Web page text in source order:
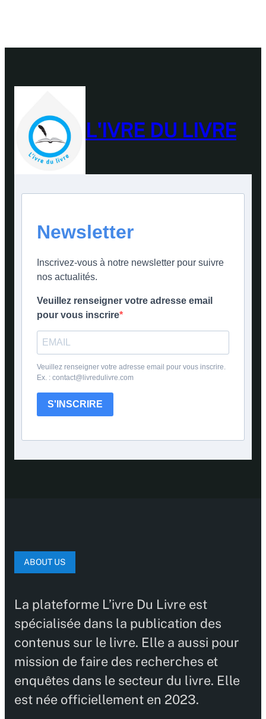
L'IVRE DU LIVRE
Newsletter
Inscrivez-vous à notre newsletter pour suivre
nos actualités.
Veuillez renseigner votre adresse email
pour vous inscrire
Veuillez renseigner votre adresse email pour vous inscrire.
Ex. : contact@livredulivre.com
S'INSCRIRE
ABOUT US
La plateforme L’ivre Du Livre est
spécialisée dans la publication des
contenus sur le livre. Elle a aussi pour
mission de faire des recherches et
enquêtes dans le secteur du livre. Elle
est née officiellement en 2023.